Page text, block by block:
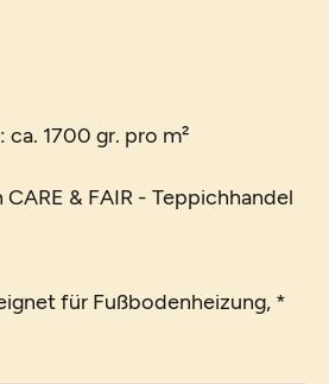
1700 gr. pro m²
& FAIR - Teppichhandel
für Fußbodenheizung, *